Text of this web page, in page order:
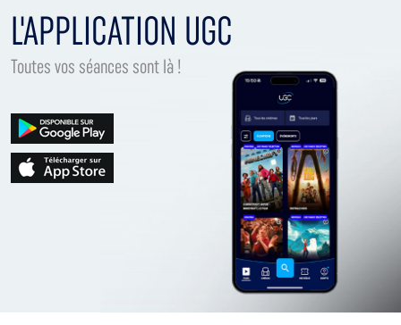
L'APPLICATION UGC
Toutes vos séances sont là !